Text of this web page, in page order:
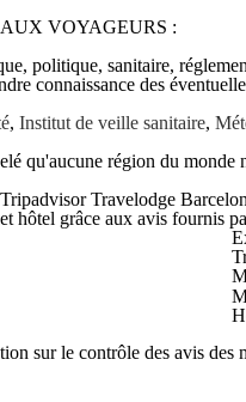
VOYAGEURS :
politique, sanitaire,
connaissance des
, Institut de veille sanitaire,
qu'aucune région du monde
Travelodge
hôtel grâce aux avis fournis
sur le contrôle des avis des